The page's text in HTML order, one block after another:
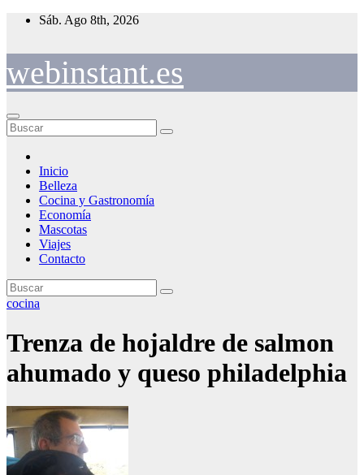
Saltar
Sáb. Ago 8th, 2026
webinstant.es
Inicio
Belleza
Cocina y Gastronomía
Economía
Mascotas
Viajes
Contacto
cocina
Trenza de hojaldre de salmon
ahumado y queso philadelphia